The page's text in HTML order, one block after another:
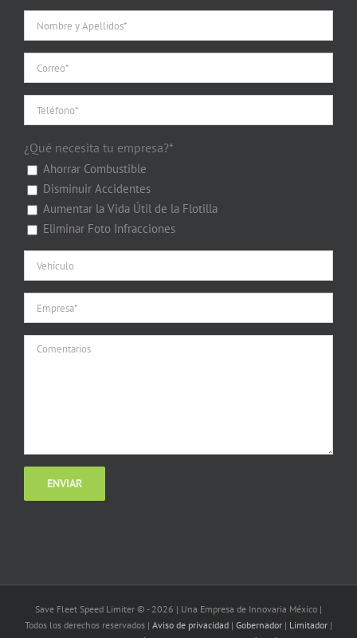
¿Qué necesita tu empresa?*
Ahorrar Combustible
Disminuir Accidentes
Aumentar la Vida Útil de la Flotilla
Eliminar Foto Infracciones
Save Fleet Speed Limiter © - 2026 | Una Empresa de Innovaria México |
Todos los derechos reservados | Aviso de privacidad | Gobernador | Limitador |